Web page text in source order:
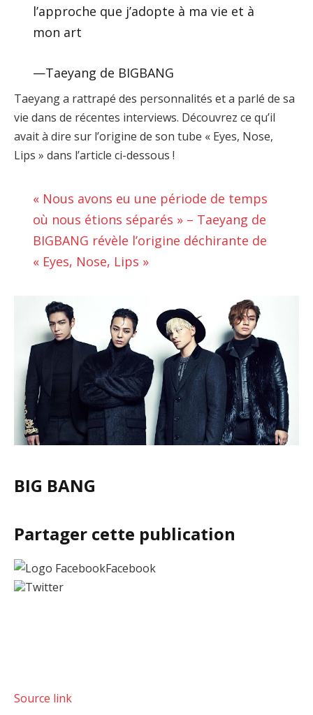
l’approche que j’adopte à ma vie et à
mon art
—Taeyang de BIGBANG
Taeyang a rattrapé des personnalités et a parlé de sa
vie dans de récentes interviews. Découvrez ce qu’il
avait à dire sur l’origine de son tube « Eyes, Nose,
Lips » dans l’article ci-dessous !
« Nous avons eu une période de temps
où nous étions séparés » – Taeyang de
BIGBANG révèle l’origine déchirante de
« Eyes, Nose, Lips »
BIG BANG
Partager cette publication
Facebook
Twitter
Source link